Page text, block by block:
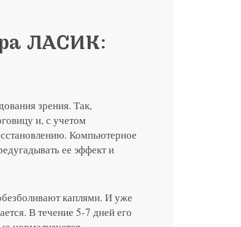
ЛАСИК:
зрения. Так,
и, с учетом
Компьютерное
ее эффект и
каплями. И уже
В течение 5-7 дней его
на прием в
или
по